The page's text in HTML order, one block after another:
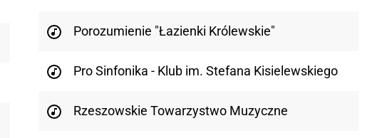
Porozumienie "Łazienki Królewskie"
Pro Sinfonika - Klub im. Stefana Kisielewskiego
Rzeszowskie Towarzystwo Muzyczne